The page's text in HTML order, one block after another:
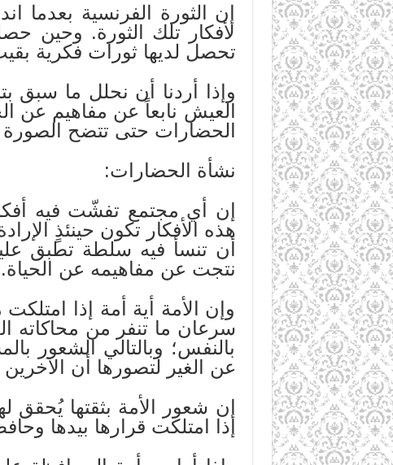
إن الثورة الفرنسية بعدما
لأفكار تلك الثورة. وحين
تحصل لديها ثورات فكرية
وإذا أردنا أن نحلل ما سبق
العيش نابعاً عن مفاهيم عن
الحضارات حتى تتضح الصورة
نشأة الحضارات:
إن أي مجتمع تفشّت فيه
هذه الأفكار تكون حينئذٍ
أن تنسأ فيه سلطة تطبق
نتجت عن مفاهيمه عن الحياة.
وإن الأمة أية أمة إذا
سرعان ما تنفر من محاكاته
بالنفس؛ وبالتالي الشعور
عن الغير لتصورها أن
إن شعور الأمة بثقتها يُحقق
إذا امتلكت قرارها بيدها